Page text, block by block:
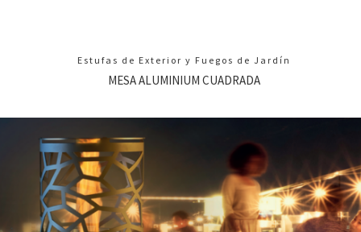
Estufas de Exterior y Fuegos de Jardín
MESA ALUMINIUM CUADRADA